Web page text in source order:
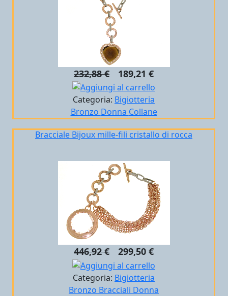
232,88 € 189,21 €
Categoria: Bigiotteria
Bronzo Donna Collane
Bracciale Bijoux mille-fili cristallo di rocca
446,92 € 299,50 €
Categoria: Bigiotteria
Bronzo Bracciali Donna